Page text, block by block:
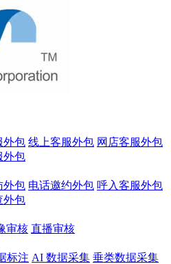
外包 线上客服外包 网店客服外包
外包
外包 电话邀约外包 呼入客服外包
外包
审核 直播审核
标注 AI 数据采集 垂类数据采集